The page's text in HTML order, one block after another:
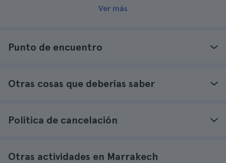
Ver más
Punto de encuentro
Otras cosas que deberías saber
Política de cancelación
Otras actividades en Marrakech